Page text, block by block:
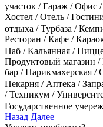
участок / Гараж / Офис
Хостел / Отель /
отдыха / Турбаза /
Ресторан / Кафе /
Паб / Кальянная /
Продуктовый магазин
бар / Парикмахерская /
Пекарня / Аптека /
/ Техникум /
Государственное
Назад Далее